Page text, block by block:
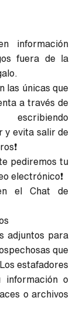
información
fuera de la
las únicas que
a través de
y evita salir de
pediremos tu
electrónico❗
el Chat de
adjuntos para
que
estafadores
o
o archivos